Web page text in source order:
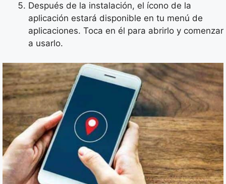
Después de la instalación, el ícono de la
aplicación estará disponible en tu menú de
aplicaciones. Toca en él para abrirlo y comenzar
a usarlo.